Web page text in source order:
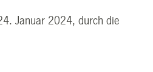
Januar 2024, durch die